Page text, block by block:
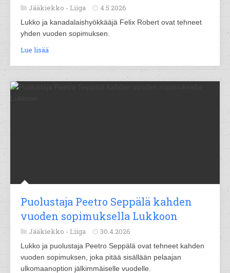
Jääkiekko - Liiga 4.5.2026
Lukko ja kanadalaishyökkääjä Felix Robert ovat tehneet
yhden vuoden sopimuksen.
Lue lisää
Puolustaja Peetro Seppälä kahden
vuoden sopimuksella Lukkoon
Jääkiekko - Liiga 30.4.2026
Lukko ja puolustaja Peetro Seppälä ovat tehneet kahden
vuoden sopimuksen, joka pitää sisällään pelaajan
ulkomaanoption jälkimmäiselle vuodelle.